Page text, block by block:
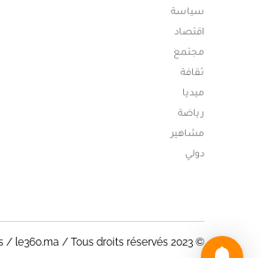
سياسة
اقتصاد
مجتمع
ثقافة
ميديا
رياضة
مشاهير
دولي
© Web News / le360.ma / Tous droits réservés 2023